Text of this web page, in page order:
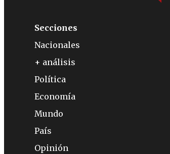
Secciones
Nacionales
+ análisis
Política
Economía
Mundo
País
Opinión